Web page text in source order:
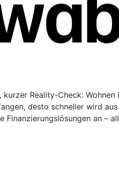
Reality-Check:
desto schneller wird
an –